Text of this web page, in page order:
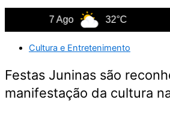
7 Ago 32°C
Cultura e Entretenimento
Festas Juninas são
manifestação da cultura